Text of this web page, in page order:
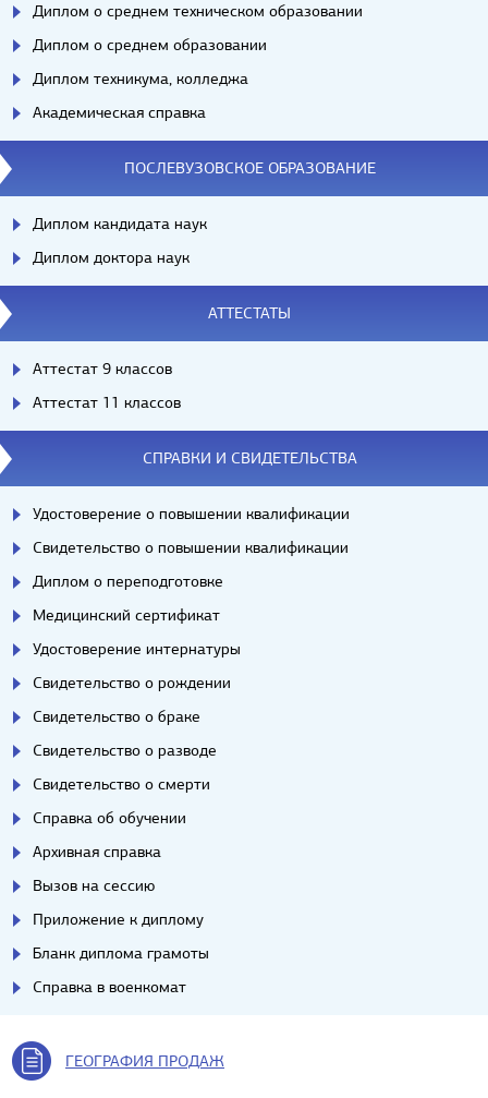
Диплом о среднем техническом образовании
Диплом о среднем образовании
Диплом техникума, колледжа
Академическая справка
ПОСЛЕВУЗОВСКОЕ ОБРАЗОВАНИЕ
Диплом кандидата наук
Диплом доктора наук
АТТЕСТАТЫ
Аттестат 9 классов
Аттестат 11 классов
СПРАВКИ И СВИДЕТЕЛЬСТВА
Удостоверение о повышении квалификации
Свидетельство о повышении квалификации
Диплом о переподготовке
Медицинский сертификат
Удостоверение интернатуры
Свидетельство о рождении
Свидетельство о браке
Свидетельство о разводе
Свидетельство о смерти
Справка об обучении
Архивная справка
Вызов на сессию
Приложение к диплому
Бланк диплома грамоты
Справка в военкомат
ГЕОГРАФИЯ ПРОДАЖ